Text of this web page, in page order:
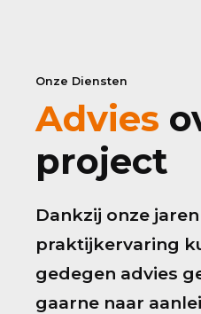
Onze Diensten
Advies
project
Dankzij onze
praktijkervaring
gedegen advies
gaarne naar